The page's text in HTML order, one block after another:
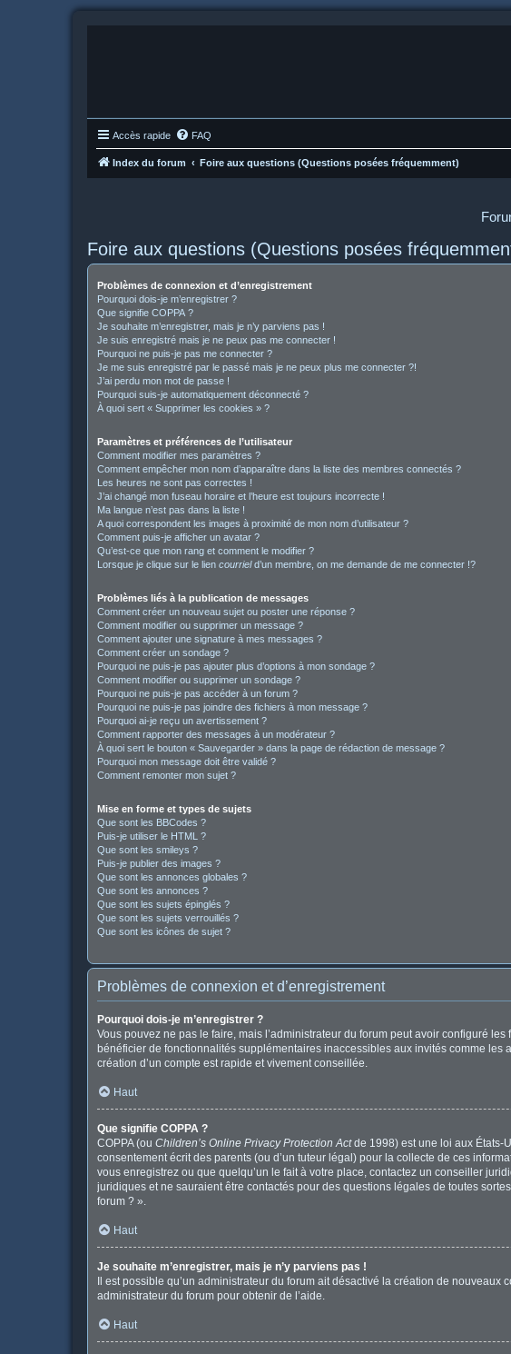
Accès rapide FAQ
Index du forum Foire aux questions (Questions posées fréquemment)
Foire aux questions (Questions posées
Problèmes de connexion et d’enregistrement
Pourquoi dois-je m’enregistrer ?
Que signifie COPPA ?
Je souhaite m’enregistrer, mais je n’y parviens pas !
Je suis enregistré mais je ne peux pas me connecter !
Pourquoi ne puis-je pas me connecter ?
Je me suis enregistré par le passé mais je ne peux plus me connecter ?!
J’ai perdu mon mot de passe !
Pourquoi suis-je automatiquement déconnecté ?
À quoi sert « Supprimer les cookies » ?
Paramètres et préférences de l’utilisateur
Comment modifier mes paramètres ?
Comment empêcher mon nom d’apparaître dans la liste des membres connectés ?
Les heures ne sont pas correctes !
J’ai changé mon fuseau horaire et l’heure est toujours incorrecte !
Ma langue n’est pas dans la liste !
A quoi correspondent les images à proximité de mon nom d’utilisateur ?
Comment puis-je afficher un avatar ?
Qu’est-ce que mon rang et comment le modifier ?
Lorsque je clique sur le lien courrield’un membre, on me demande de me connecter !?
Problèmes liés à la publication de messages
Comment créer un nouveau sujet ou poster une réponse ?
Comment modifier ou supprimer un message ?
Comment ajouter une signature à mes messages ?
Comment créer un sondage ?
Pourquoi ne puis-je pas ajouter plus d’options à mon sondage ?
Comment modifier ou supprimer un sondage ?
Pourquoi ne puis-je pas accéder à un forum ?
Pourquoi ne puis-je pas joindre des fichiers à mon message ?
Pourquoi ai-je reçu un avertissement ?
Comment rapporter des messages à un modérateur ?
À quoi sert le bouton « Sauvegarder » dans la page de rédaction de message ?
Pourquoi mon message doit être validé ?
Comment remonter mon sujet ?
Mise en forme et types de sujets
Que sont les BBCodes ?
Puis-je utiliser le HTML ?
Que sont les smileys ?
Puis-je publier des images ?
Que sont les annonces globales ?
Que sont les annonces ?
Que sont les sujets épinglés ?
Que sont les sujets verrouillés ?
Que sont les icônes de sujet ?
Problèmes de connexion et d’enregistrement
Pourquoi dois-je m’enregistrer ?
Vous pouvez ne pas le faire, mais l’administrateur du forum peut avoir configuré
bénéficier de fonctionnalités supplémentaires inaccessibles aux invités comme
création d’un compte est rapide et vivement conseillée.
Haut
Que signifie COPPA ?
COPPA (ou Children’s Online Privacy Protection Actde 1998) est une loi aux États-
consentement écrit des parents (ou d’un tuteur légal) pour la collecte de ces
vous enregistrez ou que quelqu’un le fait à votre place, contactez un conseiller
juridiques et ne sauraient être contactés pour des questions légales de toutes
forum ? ».
Haut
Je souhaite m’enregistrer, mais je n’y parviens pas !
Il est possible qu’un administrateur du forum ait désactivé la création de
administrateur du forum pour obtenir de l’aide.
Haut